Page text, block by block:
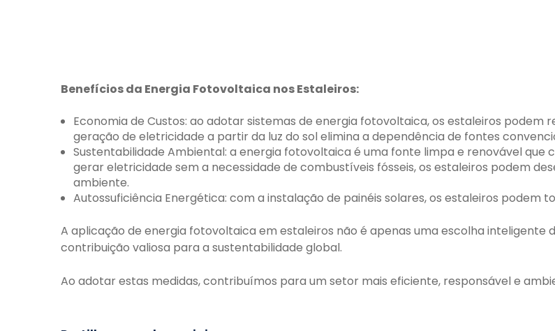
Benefícios da Energia Fotovoltaica nos Estaleiros:
Economia de Custos: ao adotar sistemas de energia fotovoltaica, os estaleiros podem
geração de eletricidade a partir da luz do sol elimina a dependência de fontes
Sustentabilidade Ambiental: a energia fotovoltaica é uma fonte limpa e renovável que
gerar eletricidade sem a necessidade de combustíveis fósseis, os estaleiros podem
ambiente.
Autossuficiência Energética: com a instalação de painéis solares, os estaleiros podem
A aplicação de energia fotovoltaica em estaleiros não é apenas uma escolha
contribuição valiosa para a sustentabilidade global.
Ao adotar estas medidas, contribuímos para um setor mais eficiente, responsável e